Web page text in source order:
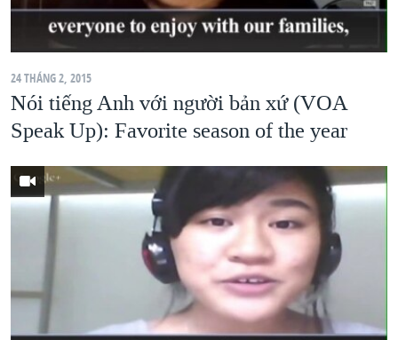
24 THÁNG 2, 2015
Nói tiếng Anh với người bản xứ (VOA
Speak Up): Favorite season of the year